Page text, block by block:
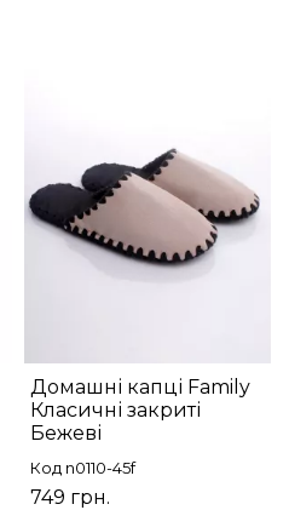
Домашні капці Family
Класичні закриті
Бежеві
Код n0110-45f
749 грн.